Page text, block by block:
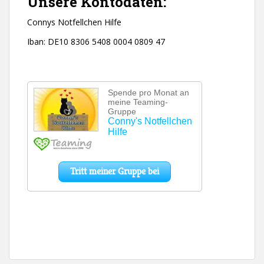
Connys Notfellchen Hilfe
Iban: DE10 8306 5408 0004 0809 47